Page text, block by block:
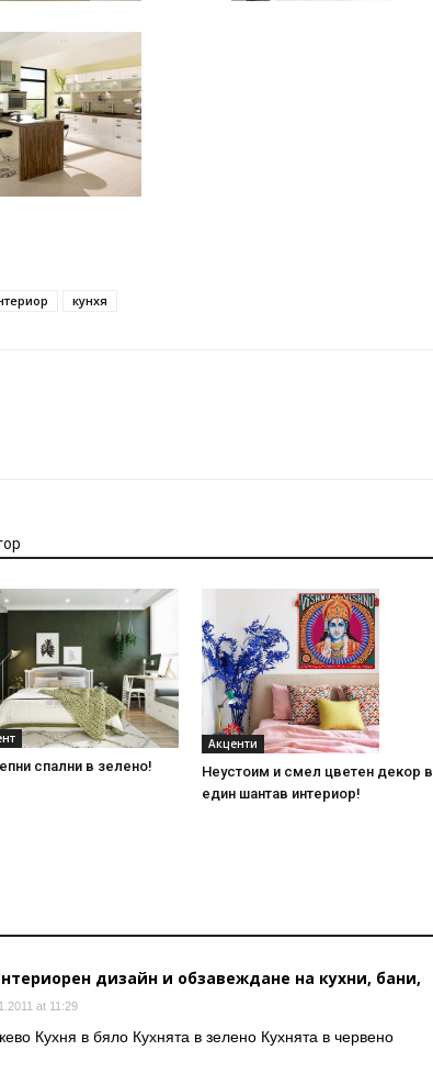
кунхя
спални в зелено!
Акценти
Неустоим и смел цветен декор в
един шантав интериор!
дизайн и обзавеждане на кухни, бани,
at 11:29
Кухня в бяло Кухнята в зелено Кухнята в червено